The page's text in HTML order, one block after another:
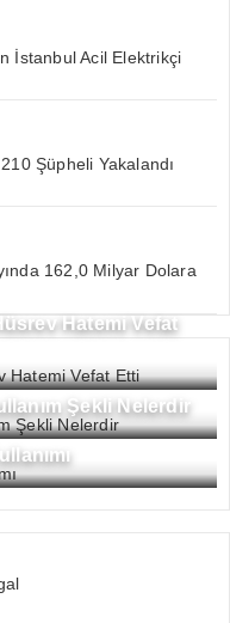
İstanbul Acil Elektrikçi
Şüpheli Yakalandı
162,0 Milyar Dolara
Hatemi Vefat
Şekli Nelerdir